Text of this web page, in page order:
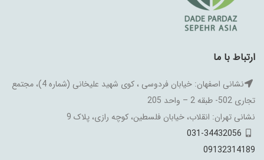
ارتباط با ما
نشانی اصفهان: خیابان فردوسی ، کوی شهید علیخانی (شماره 4)، مجتمع
تجاری 502- طبقه 2 – واحد 205
نشانی تهران: انقلاب، خیابان فلسطین، کوچه رازی، پلاک 9
031-34432056
09132314189